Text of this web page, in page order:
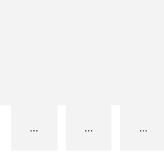
... ... ...